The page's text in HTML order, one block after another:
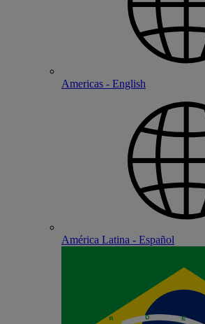
Americas - English
América Latina - Español